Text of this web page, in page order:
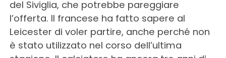
del Siviglia, che potrebbe pareggiare
l’offerta. Il francese ha fatto sapere al
Leicester di voler partire, anche perché non
è stato utilizzato nel corso dell’ultima